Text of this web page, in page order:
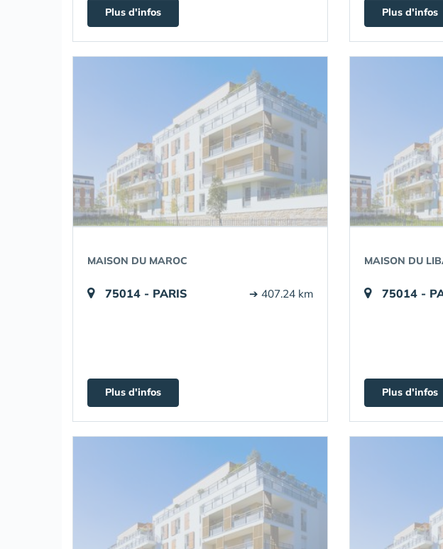
Plus d'infos Plus d'infos
MAISON DU MAROC
75014 - PARIS ➔ 407.24 km
Plus d'infos
MAISON DU
75014 -
Plus d'infos